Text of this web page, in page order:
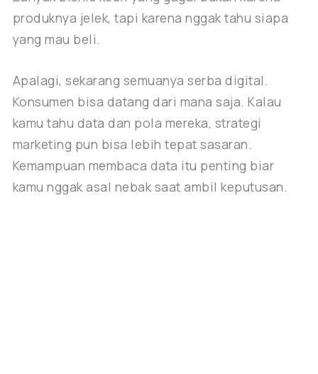
produknya jelek, tapi karena nggak tahu siapa
yang mau beli.
Apalagi, sekarang semuanya serba digital.
Konsumen bisa datang dari mana saja. Kalau
kamu tahu data dan pola mereka, strategi
marketing pun bisa lebih tepat sasaran.
Kemampuan membaca data itu penting biar
kamu nggak asal nebak saat ambil keputusan.